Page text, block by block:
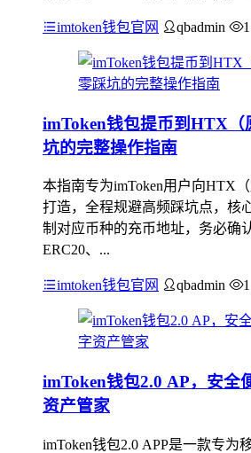
imtoken钱包官网 qbadmin
imToken钱包提币到HTX（
坑的完整操作指南
本指南专为imToken用户向HTX
打造，全程规避高频踩坑点，核
制对应币种的充币地址，务必确
ERC20、...
imtoken钱包官网 qbadmin
imToken钱包2.0 AP，安全
资产管家
imToken钱包2.0 APP是一款专为